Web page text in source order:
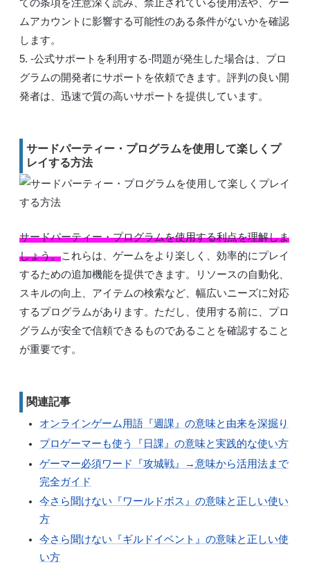
ムアカウントに影響する可能性のある条件がないかを確認
します。
5. -公式サポートを利用する-問題が発生した場合は、プロ
グラムの開発者にサポートを依頼できます。評判の良い開
発者は、迅速で質の高いサポートを提供しています。
サードパーティー・プログラムを使用して楽しくプ
レイする方法
サードパーティー・プログラムを使用する利点を理解しま
しょう。これらは、ゲームをより楽しく、効率的にプレイ
するための追加機能を提供できます。リソースの自動化、
スキルの向上、アイテムの検索など、幅広いニーズに対応
するプログラムがあります。ただし、使用する前に、プロ
グラムが安全で信頼できるものであることを確認すること
が重要です。
関連記事
オンラインゲーム用語『週課』の意味と由来を深掘り
プロゲーマーも使う『日課』の意味と実践的な使い方
ゲーマー必須ワード『攻城戦』→意味から活用法まで
完全ガイド
今さら聞けない『ワールドボス』の意味と正しい使い
方
今さら聞けない『ギルドイベント』の意味と正しい使
い方